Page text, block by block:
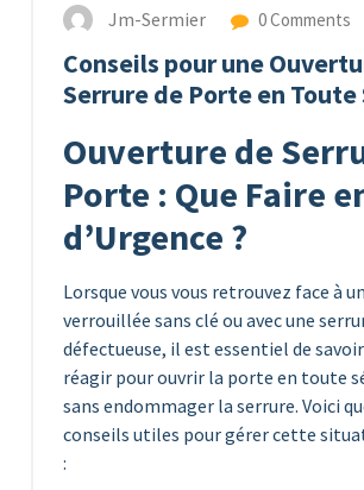
Jm-Sermier 0 Comments
Conseils pour une
Serrure de Porte en
Ouverture de
Porte : Que Faire
d’Urgence ?
Lorsque vous vous retrouvez face à
verrouillée sans clé ou avec une
défectueuse, il est essentiel de
réagir pour ouvrir la porte en toute
sans endommager la serrure. Voici
conseils utiles pour gérer cette
: